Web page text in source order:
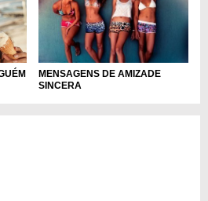
MENSAGENS DE AMIZADE
SINCERA